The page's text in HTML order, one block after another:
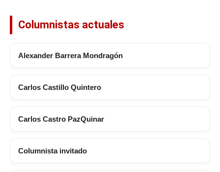
Columnistas actuales
Alexander Barrera Mondragón
Carlos Castillo Quintero
Carlos Castro PazQuinar
Columnista invitado